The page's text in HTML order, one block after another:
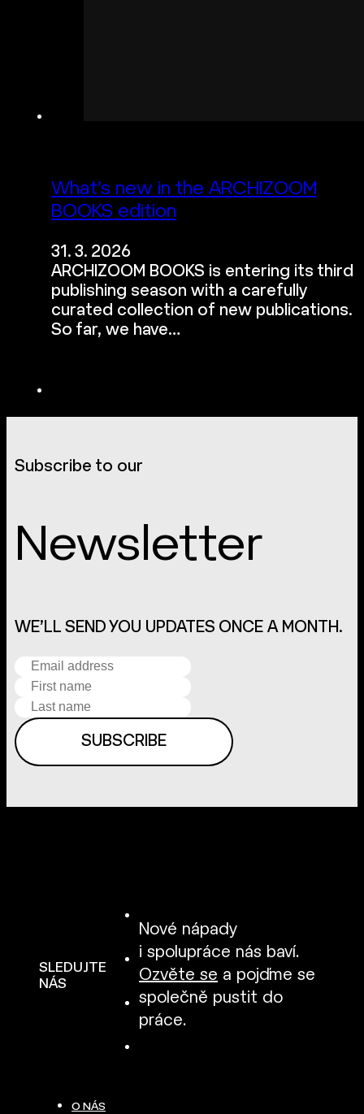
What’s new in the ARCHIZOOM
BOOKS edition
31. 3. 2026
ARCHIZOOM BOOKS is entering its third
publishing season with a carefully
curated collection of new publications.
So far, we have…
Subscribe to our
Newsletter
WE’LL SEND YOU UPDATES ONCE A MONTH.
SLEDUJTE
NÁS
Nové nápady
i spolupráce nás baví.
Ozvěte se a pojďme se
společně pustit do
práce.
O NÁS